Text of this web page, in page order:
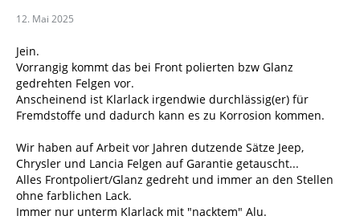
12. Mai 2025
Jein.
Vorrangig kommt das bei Front polierten bzw Glanz
gedrehten Felgen vor.
Anscheinend ist Klarlack irgendwie durchlässig(er) für
Fremdstoffe und dadurch kann es zu Korrosion kommen.
Wir haben auf Arbeit vor Jahren dutzende Sätze Jeep,
Chrysler und Lancia Felgen auf Garantie getauscht...
Alles Frontpoliert/Glanz gedreht und immer an den Stellen
ohne farblichen Lack.
Immer nur unterm Klarlack mit "nacktem" Alu.